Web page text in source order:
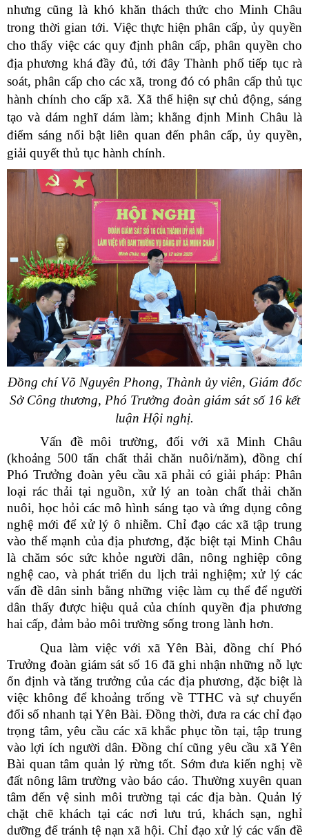
nhưng cũng là khó khăn thách thức cho Minh Châu
trong thời gian tới. Việc thực hiện phân cấp, ủy quyền
cho thấy việc các quy định phân cấp, phân quyền cho
địa phương khá đầy đủ, tới đây Thành phố tiếp tục rà
soát, phân cấp cho các xã, trong đó có phân cấp thủ tục
hành chính cho cấp xã. Xã thể hiện sự chủ động, sáng
tạo và dám nghĩ dám làm; khẳng định Minh Châu là
điểm sáng nổi bật liên quan đến phân cấp, ủy quyền,
giải quyết thủ tục hành chính.
Đồng chí Võ Nguyên Phong, Thành ủy viên, Giám đốc
Sở Công thương, Phó Trưởng đoàn giám sát số 16 kết
luận Hội nghị.
Vấn đề môi trường, đối với xã Minh Châu
(khoảng 500 tấn chất thải chăn nuôi/năm), đồng chí
Phó Trưởng đoàn yêu cầu xã phải có giải pháp: Phân
loại rác thải tại nguồn, xử lý an toàn chất thải chăn
nuôi, học hỏi các mô hình sáng tạo và ứng dụng công
nghệ mới để xử lý ô nhiễm. Chỉ đạo các xã tập trung
vào thế mạnh của địa phương, đặc biệt tại Minh Châu
là chăm sóc sức khỏe người dân, nông nghiệp công
nghệ cao, và phát triển du lịch trải nghiệm; xử lý các
vấn đề dân sinh bằng những việc làm cụ thể để người
dân thấy được hiệu quả của chính quyền địa phương
hai cấp, đảm bảo môi trường sống trong lành hơn.
Qua làm việc với xã Yên Bài, đồng chí Phó
Trưởng đoàn giám sát số 16 đã ghi nhận những nỗ lực
ổn định và tăng trưởng của các địa phương, đặc biệt là
việc không để khoảng trống về TTHC và sự chuyển
đổi số nhanh tại Yên Bài. Đồng thời, đưa ra các chỉ đạo
trọng tâm, yêu cầu các xã khắc phục tồn tại, tập trung
vào lợi ích người dân. Đồng chí cũng yêu cầu xã Yên
Bài quan tâm quản lý rừng tốt. Sớm đưa kiến nghị về
đất nông lâm trường vào báo cáo. Thường xuyên quan
tâm đến vệ sinh môi trường tại các địa bàn. Quản lý
chặt chẽ khách tại các nơi lưu trú, khách sạn, nghỉ
dưỡng để tránh tệ nạn xã hội. Chỉ đạo xử lý các vấn đề